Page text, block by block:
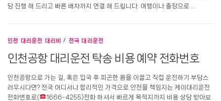
담 진행 해 드리고 빠른 배차까지 연결 해 드립니다. 여행이나 출장으로 …
인천 대리운전 대리비 / 전국 대리운전
인천공항 대리운전 탁송 비용 예약 전화번호
인천공항으로 가는 길, 혹은 입국 후 피곤한 몸을 이끌고 직접 운전하기 부담스
러우시다면? 전국 어디서나 합리적인 가격으로 안전을 책임지는 케이대리운전
전화번호로(
1666-4255)전화 하셔서 빠르게 목적지까지 비용 상담 받아보